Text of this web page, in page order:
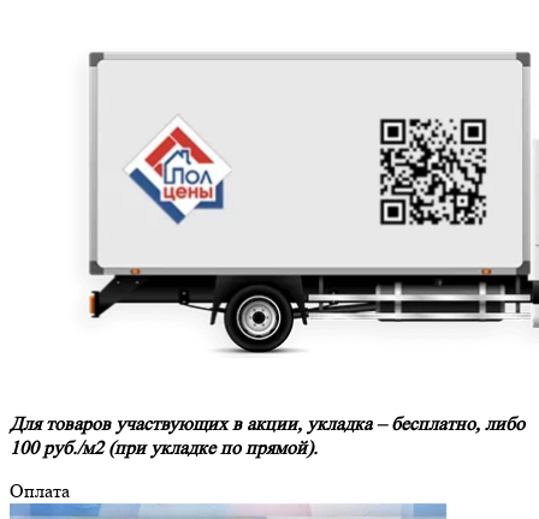
Для товаров участвующих в акции, укладка – бесплатно, либо
100 руб./м2 (при укладке по прямой).
Оплата